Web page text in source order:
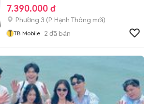
7.390.000 đ
Phường 3 (P. Hạnh Thông mới)
T TB Mobile 2 đã bán